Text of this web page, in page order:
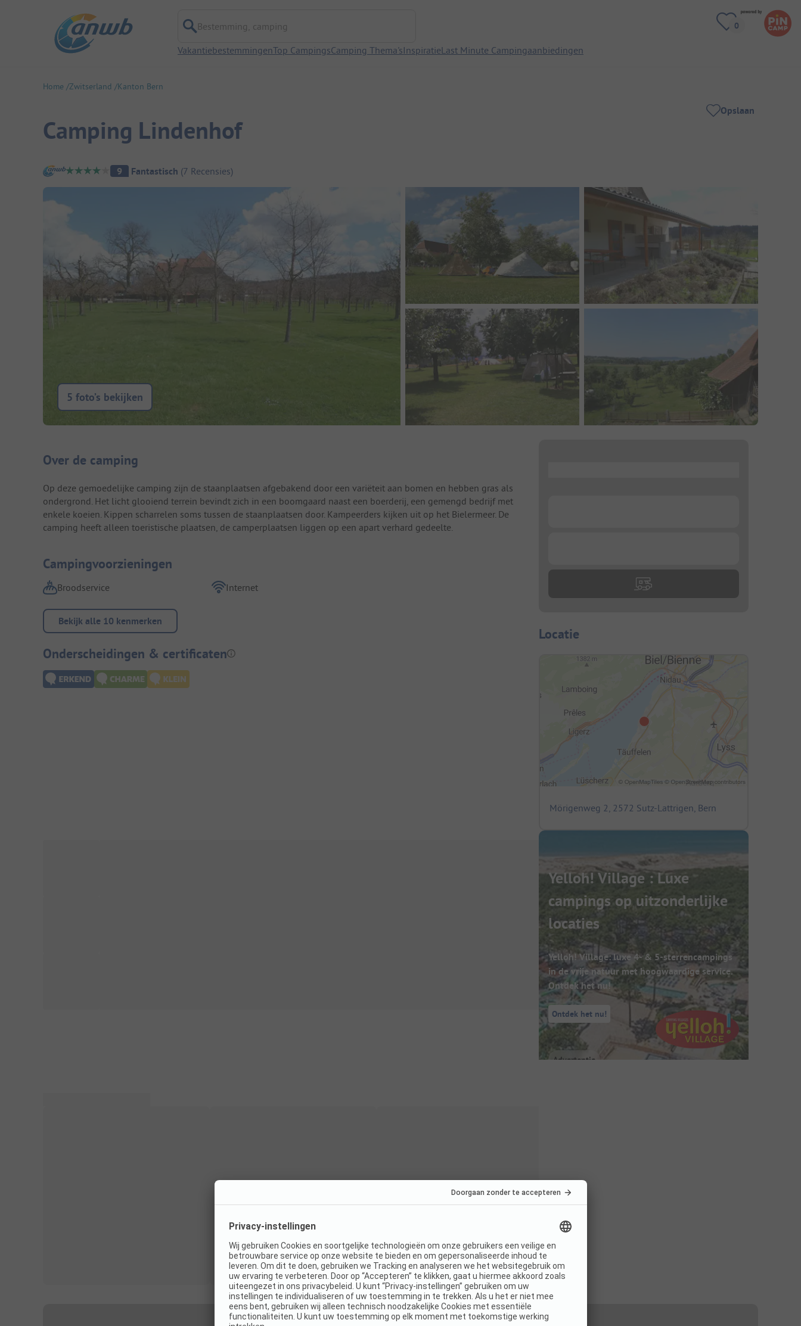
Bestemming, camping
VakantiebestemmingenTop CampingsCamping Thema'sInspiratieLast Minute Campingaanbiedingen
Home Zwitserland Kanton Bern
Camping Lindenhof
Opslaan
Camping overzicht
9 Fantastisch (7 Recensies)
5 foto’s bekijken
Camping introductie
Over de camping
Op deze gemoedelijke camping zijn de staanplaatsen afgebakend door een variëteit aan bomen en hebben gras als
ondergrond. Het licht glooiend terrein bevindt zich in een boomgaard naast een boerderij, een gemengd bedrijf met
enkele koeien. Kippen scharrelen soms tussen de staanplaatsen door. Kampeerders kijken uit op het Bielermeer. De
camping heeft alleen toeristische plaatsen, de camperplaatsen liggen op een apart verhard gedeelte.
Campingvoorzieningen
Broodservice Internet
Bekijk alle 10 kenmerken
Onderscheidingen & certificaten
Locatie
Mörigenweg 2, 2572 Sutz-Lattrigen, Bern
Yelloh! Village : Luxe
campings op uitzonderlijke
locaties
Yelloh! Village: luxe 4- & 5-sterrencampings
in de vrije natuur met hoogwaardige service.
Ontdek het nu!
Ontdek het nu!